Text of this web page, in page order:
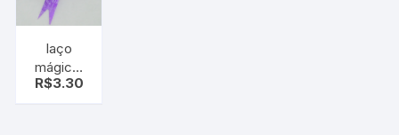
laço
mágico,
laço fácil,
R$3.30